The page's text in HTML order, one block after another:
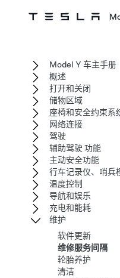
Model Y 车主手册
概述
打开和关闭
储物区域
座椅和安全约束系
网络连接
驾驶
辅助驾驶 功能
主动安全功能
行车记录仪、哨兵
温度控制
导航和娱乐
充电和能耗
维护
软件更新
维修服务间隔
轮胎养护
清洁